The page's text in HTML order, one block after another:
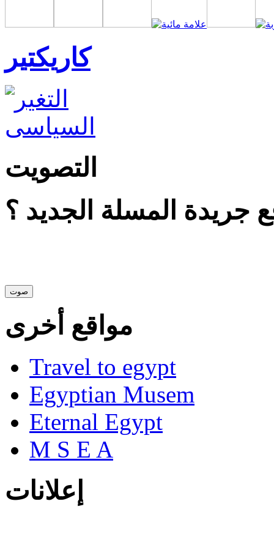
كاريكتير
التصويت
جريدة المسلة الجديد ؟
مواقع أخرى
Travel to egypt
Egyptian Musem
Eternal Egypt
M S E A
إعلانات